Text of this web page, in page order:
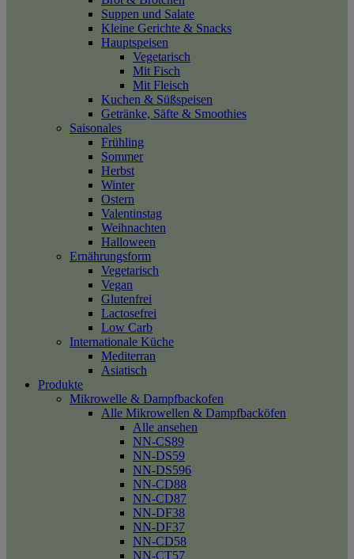
Suppen und Salate
Kleine Gerichte & Snacks
Hauptspeisen
Vegetarisch
Mit Fisch
Mit Fleisch
Kuchen & Süßspeisen
Getränke, Säfte & Smoothies
Saisonales
Frühling
Sommer
Herbst
Winter
Ostern
Valentinstag
Weihnachten
Halloween
Ernährungsform
Vegetarisch
Vegan
Glutenfrei
Lactosefrei
Low Carb
Internationale Küche
Mediterran
Asiatisch
Produkte
Mikrowelle & Dampfbackofen
Alle Mikrowellen & Dampfbacköfen
Alle ansehen
NN-CS89
NN-DS59
NN-DS596
NN-CD88
NN-CD87
NN-DF38
NN-DF37
NN-CD58
NN-CT57